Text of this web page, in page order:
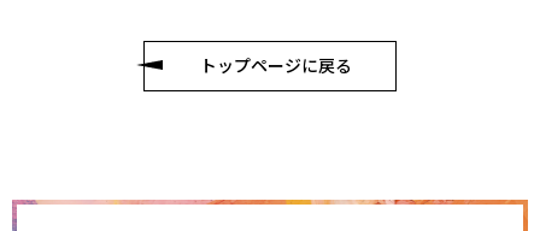
トップページに戻る